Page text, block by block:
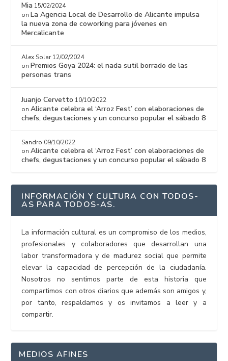
Mia 15/02/2024
on La Agencia Local de Desarrollo de Alicante impulsa
la nueva zona de coworking para jóvenes en
Mercalicante
Alex Solar 12/02/2024
on Premios Goya 2024: el nada sutil borrado de las
personas trans
Juanjo Cervetto 10/10/2022
onAlicante celebra el ‘Arroz Fest’ con elaboraciones de
chefs, degustaciones y un concurso popular el sábado 8
Sandro 09/10/2022
onAlicante celebra el ‘Arroz Fest’ con elaboraciones de
chefs, degustaciones y un concurso popular el sábado 8
INFORMACIÓN Y CULTURA CON TODOS-
AS PARA TODOS-AS.
La información cultural es un compromiso de los medios,
profesionales y colaboradores que desarrollan una
labor transformadora y de madurez social que permite
elevar la capacidad de percepción de la ciudadanía.
Nosotros no sentimos parte de esta historia que
compartimos con otros diarios que además son amigos y,
por tanto, respaldamos y os invitamos a leer y a
compartir.
MEDIOS AFINES